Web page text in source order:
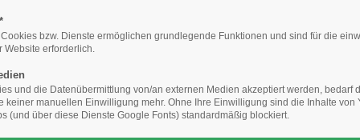
Mon - Fri 8:00am - 5:00pm
(GMT +1)
Baumpfleger finden Die Qualität macht´s: Geprüfter
bzw. Dienste ermöglichen grundlegende Funktionen und sind für die
Website erforderlich.
und die Datenübermittlung von/an externen Medien akzeptiert werden, bedarf
keiner manuellen Einwilligung mehr. Ohne Ihre Einwilligung sind die Inhalte von
(und über diese Dienste Google Fonts) standardmäßig blockiert.